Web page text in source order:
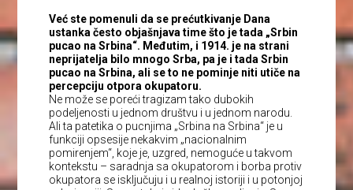
Već ste pomenuli da se prećutkivanje Dana
ustanka često objašnjava time što je tada „Srbin
pucao na Srbina“. Međutim, i 1914. je na strani
neprijatelja bilo mnogo Srba, pa je i tada Srbin
pucao na Srbina, ali se to ne pominje niti utiče na
percepciju otpora okupatoru.
Ne može se poreći tragizam tako dubokih
podeljenosti u jednom društvu i u jednom narodu.
Ali ta patetika o pucnjima „Srbina na Srbina“ je u
funkciji opsesije nekakvim „nacionalnim
pomirenjem“, koje je, uzgred, nemoguće u takvom
kontekstu – saradnja sa okupatorom i borba protiv
okupatora se isključuju i u realnoj istoriji i u potonjoj